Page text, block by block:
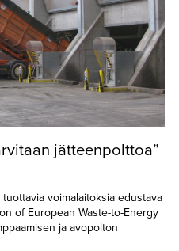
jätteenpolttoa”
voimalaitoksia edustava
of European Waste-to-Energy
ja avopolton